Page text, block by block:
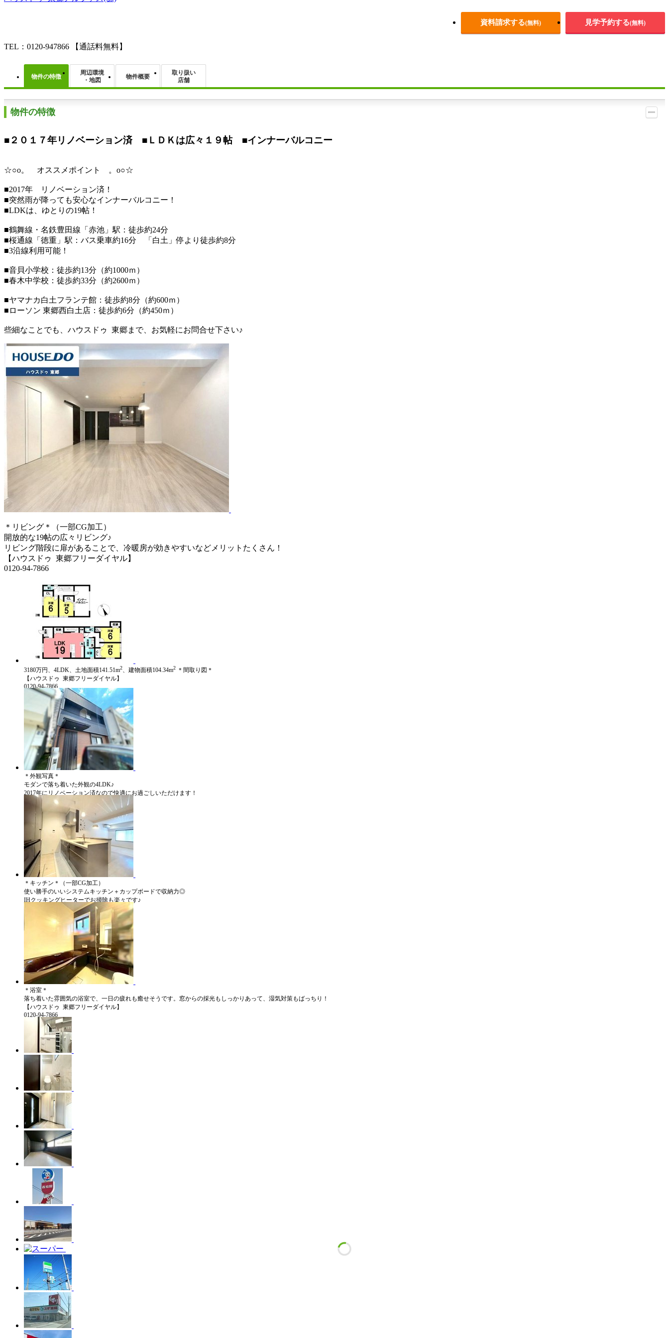
資料請求する(無料) 見学予約する(無料)
TEL：0120-947866 【通話料無料】
物件の特徴
周辺環境
・地図
物件概要
取り扱い
店舗
物件の特徴
■２０１７年リノベーション済 ■ＬＤＫは広々１９帖 ■インナーバルコニー
☆○o。 オススメポイント 。o○☆
■2017年 リノベーション済！
■突然雨が降っても安心なインナーバルコニー！
■LDKは、ゆとりの19帖！
■鶴舞線・名鉄豊田線「赤池」駅：徒歩約24分
■桜通線「徳重」駅：バス乗車約16分 「白土」停より徒歩約8分
■3沿線利用可能！
■音貝小学校：徒歩約13分（約1000ｍ）
■春木中学校：徒歩約33分（約2600ｍ）
■ヤマナカ白土フランテ館：徒歩約8分（約600ｍ）
■ローソン 東郷西白土店：徒歩約6分（約450ｍ）
些細なことでも、ハウスドゥ 東郷まで、お気軽にお問合せ下さい♪
＊リビング＊（一部CG加工）
開放的な19帖の広々リビング♪
リビング階段に扉があることで、冷暖房が効きやすいなどメリットたくさん！
【ハウスドゥ 東郷フリーダイヤル】
0120-94-7866
3180万円、4LDK、土地面積141.51m2 、建物面積104.34m2 ＊間取り図＊
【ハウスドゥ 東郷フリーダイヤル】
0120-94-7866
＊外観写真＊
モダンで落ち着いた外観の4LDK♪
2017年にリノベーション済なので快適にお過ごしいただけます！
【ハウスドゥ 東郷フリーダイヤル】
0120-94-7866
＊キッチン＊（一部CG加工）
使い勝手のいいシステムキッチン＋カップボードで収納力◎
IHクッキングヒーターでお掃除も楽々です♪
【ハウスドゥ 東郷フリーダイヤル】
0120-94-7866
＊浴室＊
落ち着いた雰囲気の浴室で、一日の疲れも癒せそうです。窓からの採光もしっかりあって、湿気対策もばっちり！
【ハウスドゥ 東郷フリーダイヤル】
0120-94-7866